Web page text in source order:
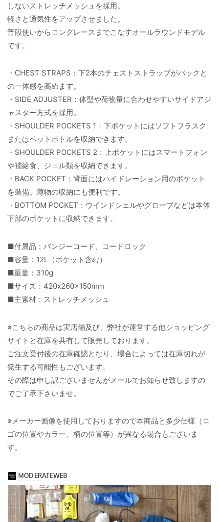
しないストレッチメッシュを採用。
軽さと通気性をアップさせました。
普段使いからロングレースまでこなすオールラウンドモデル
です。
・CHEST STRAPS：下2本のチェストストラップがパックと
の一体感を高めます。
・SIDE ADJUSTER：体型や荷物量に合わせやすいサイドアジ
ャスター方式を採用。
・SHOULDER POCKETS 1：下ポケットにはソフトフラスク
またはペットボトルを収納できます。
・SHOULDER POCKETS 2：上ポケットにはスマートフォン
や補給食、ジェル類を収納できます。
・BACK POCKET：背面にはハイドレーション用のポケット
を装備。薄物の収納にも便利です。
・BOTTOM POCKET：ウインドシェルやグローブなどは本体
下部のポケットに収納できます。
■付属品：バンジーコード、コードロック
■容量：12L（ポケット含む）
■重量：310g
■サイズ：420x260x150mm
■主素材：ストレッチメッシュ
※こちらの商品は実店舗及び、弊社が運営する他ショッピング
サイトと在庫を共有して販売しております。
ご注文受付後の在庫確認となり、場合によっては在庫切れが
発生する可能性もございます。
その際は申し訳ございませんがメールでお知らせ致しますの
でご了承下さいませ。
※メーカー画像を使用しておりますので本商品と多少仕様（ロ
ゴの位置やカラー、柄の位置等）が異なる場合もございま
す。